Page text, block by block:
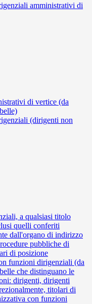
amministrativi di
di vertice (da
(dirigenti non
a qualsiasi titolo
quelli conferiti
dall'organo di indirizzo
pubbliche di
di posizione
funzioni dirigenziali (da
che distinguano le
dirigenti, dirigenti
titolari di
con funzioni